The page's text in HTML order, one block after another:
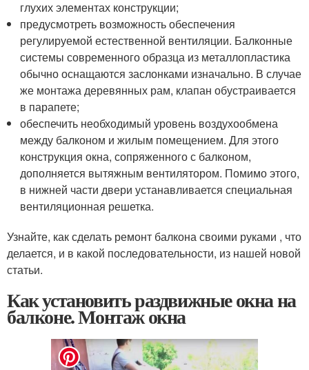
глухих элементах конструкции;
предусмотреть возможность обеспечения
регулируемой естественной вентиляции. Балконные
системы современного образца из металлопластика
обычно оснащаются заслонками изначально. В случае
же монтажа деревянных рам, клапан обустраивается
в парапете;
обеспечить необходимый уровень воздухообмена
между балконом и жилым помещением. Для этого
конструкция окна, сопряженного с балконом,
дополняется вытяжным вентилятором. Помимо этого,
в нижней части двери устанавливается специальная
вентиляционная решетка.
Узнайте, как сделать ремонт балкона своими руками , что
делается, и в какой последовательности, из нашей новой
статьи.
Как установить раздвижные окна на
балконе. Монтаж окна